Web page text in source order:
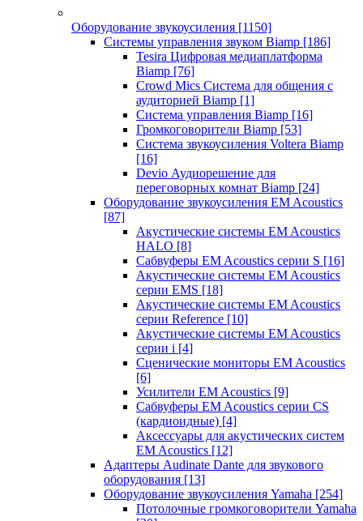
Оборудование звукоусиления [1150]
Системы управления звуком Biamp [186]
Tesira Цифровая медиаплатформа
Biamp [76]
Crowd Mics Система для общения с
аудиторией Biamp [1]
Система управления Biamp [16]
Громкоговорители Biamp [53]
Система звукоусиления Voltera Biamp
[16]
Devio Аудиорешение для
переговорных комнат Biamp [24]
Оборудование звукоусиления EM Acoustics
[87]
Акустические системы EM Acoustics
HALO [8]
Сабвуферы EM Acoustics серии S [16]
Акустические системы EM Acoustics
серии EMS [18]
Акустические системы EM Acoustics
серии Reference [10]
Акустические системы EM Acoustics
серии i [4]
Сценические мониторы EM Acoustics
[6]
Усилители EM Acoustics [9]
Сабвуферы EM Acoustics серии CS
(кардиоидные) [4]
Аксессуары для акустических систем
EM Acoustics [12]
Адаптеры Audinate Dante для звукового
оборудования [13]
Оборудование звукоусиления Yamaha [254]
Потолочные громкоговорители Yamaha